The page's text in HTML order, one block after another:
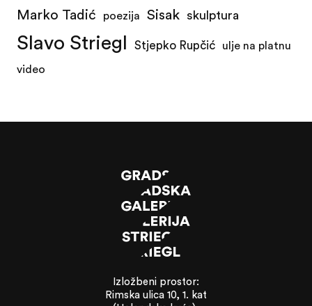
Marko Tadić poezija Sisak skulptura
Slavo Striegl Stjepko Rupčić ulje na platnu
video
Izložbeni prostor:
Rimska ulica 10, 1. kat